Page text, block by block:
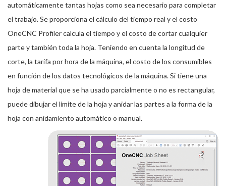
automáticamente tantas hojas como sea necesario para completar
el trabajo. Se proporciona el cálculo del tiempo real y el costo
OneCNC Profiler calcula el tiempo y el costo de cortar cualquier
parte y también toda la hoja. Teniendo en cuenta la longitud de
corte, la tarifa por hora de la máquina, el costo de los consumibles
en función de los datos tecnológicos de la máquina. Si tiene una
hoja de material que se ha usado parcialmente o no es rectangular,
puede dibujar el límite de la hoja y anidar las partes a la forma de la
hoja con anidamiento automático o manual.